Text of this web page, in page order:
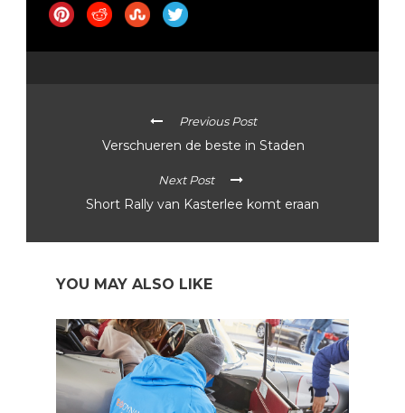
Previous Post
Verschueren de beste in Staden
Next Post
Short Rally van Kasterlee komt eraan
YOU MAY ALSO LIKE